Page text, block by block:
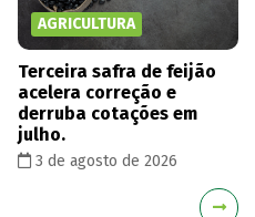
AGRICULTURA
Terceira safra de feijão
acelera correção e
derruba cotações em
julho.
3 de agosto de 2026